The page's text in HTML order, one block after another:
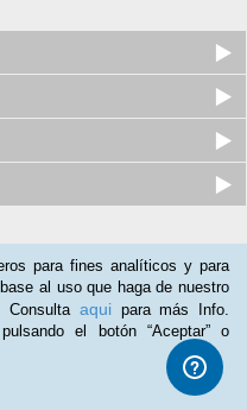
2013)
material es muy didáctico.
CS5 y el curso me está
para fines analíticos y para
al uso que haga de nuestro
Consulta aqui para más Info.
el botón “Aceptar” o